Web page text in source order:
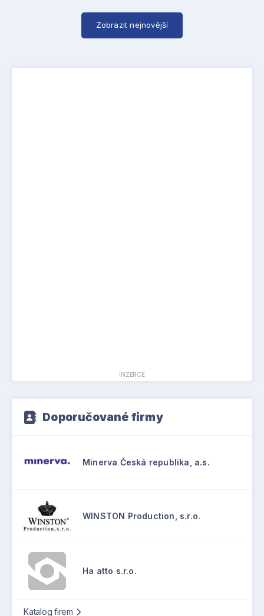
Zobrazit nejnovější
INZERCE
Doporučované firmy
Minerva Česká republika, a.s.
WINSTON Production, s.r.o.
Ha atto s.r.o.
Katalog firem